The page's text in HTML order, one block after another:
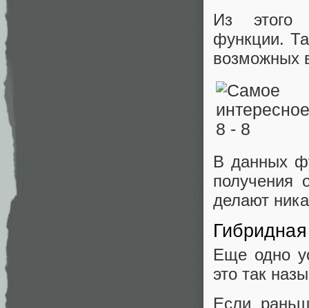
Из этого
функции.
возможных
В данных
получения
делают
Еще одно
это так
Если